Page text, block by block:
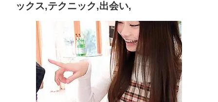
ックス,テクニック,出会い,